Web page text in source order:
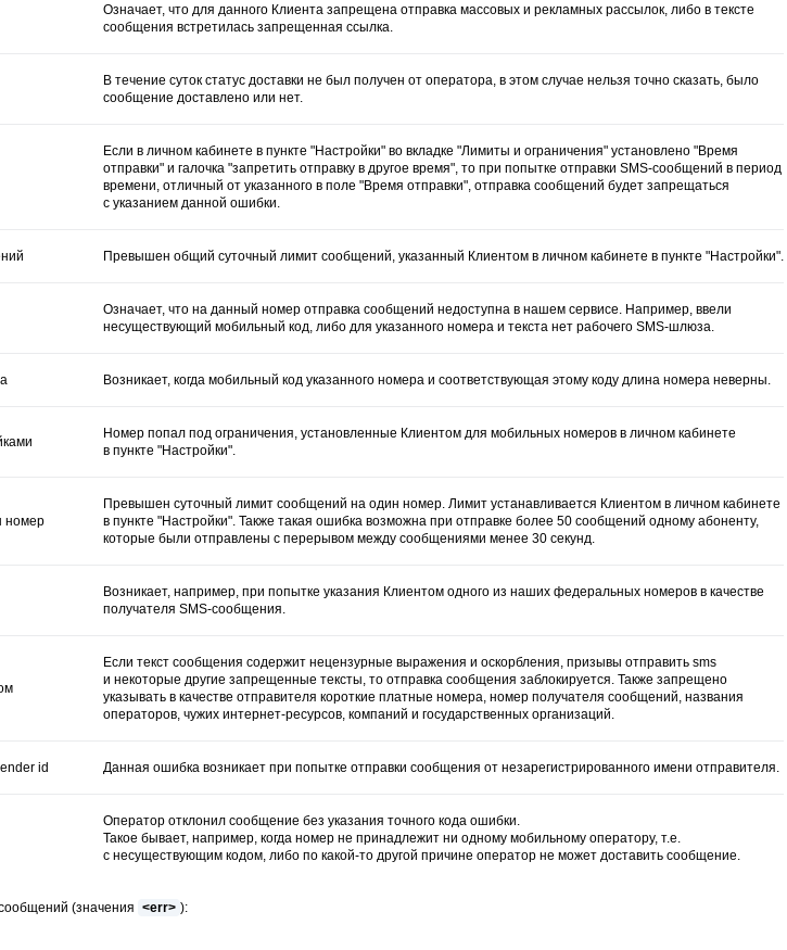
Означает, что для данного Клиента запрещена отправка массовых и рекламных рассылок, либо в тексте
сообщения встретилась запрещенная ссылка.
В течение суток статус доставки не был получен от оператора, в этом случае нельзя точно сказать, было
сообщение доставлено или нет.
Если в личном кабинете в пункте "Настройки" во вкладке "Лимиты и ограничения" установлено "Время
отправки" и галочка "запретить отправку в другое время", то при попытке отправки SMS-сообщений в период
времени, отличный от указанного в поле "Время отправки", отправка сообщений будет запрещаться
с указанием данной ошибки.
Превышен общий суточный лимит сообщений, указанный Клиентом в личном кабинете в пункте "Настройки".
Означает, что на данный номер отправка сообщений недоступна в нашем сервисе. Например, ввели
несуществующий мобильный код, либо для указанного номера и текста нет рабочего SMS-шлюза.
Возникает, когда мобильный код указанного номера и соответствующая этому коду длина номера неверны.
Номер попал под ограничения, установленные Клиентом для мобильных номеров в личном кабинете
в пункте "Настройки".
номер
Превышен суточный лимит сообщений на один номер. Лимит устанавливается Клиентом в личном кабинете
в пункте "Настройки". Также такая ошибка возможна при отправке более 50 сообщений одному абоненту,
которые были отправлены с перерывом между сообщениями менее 30 секунд.
Возникает, например, при попытке указания Клиентом одного из наших федеральных номеров в качестве
получателя SMS-сообщения.
Если текст сообщения содержит нецензурные выражения и оскорбления, призывы отправить sms
и некоторые другие запрещенные тексты, то отправка сообщения заблокируется. Также запрещено
указывать в качестве отправителя короткие платные номера, номер получателя сообщений, названия
операторов, чужих интернет-ресурсов, компаний и государственных организаций.
id Данная ошибка возникает при попытке отправки сообщения от незарегистрированного имени отправителя.
Оператор отклонил сообщение без указания точного кода ошибки.
Такое бывает, например, когда номер не принадлежит ни одному мобильному оператору, т.е.
с несуществующим кодом, либо по какой-то другой причине оператор не может доставить сообщение.
(значения <err> ):